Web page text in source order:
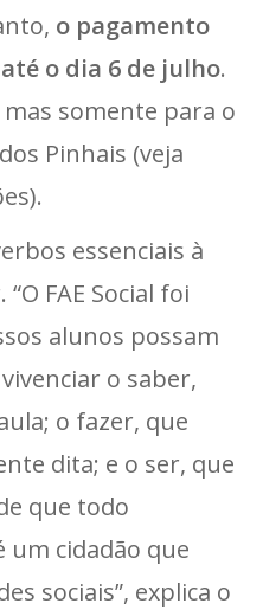
o pagamento
o dia 6 de julho.
mas somente para o
Pinhais (veja
essenciais à
FAE Social foi
alunos possam
o saber,
o fazer, que
dita; e o ser, que
que todo
cidadão que
sociais”, explica o